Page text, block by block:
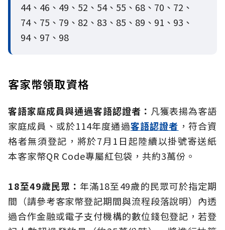
44、46、49、52、54、55、68、70、72、
74、75、79、82、83、85、89、91、93、
94、97、98
客家幣領取資格
客語家庭成員與通過客語認證者： 凡獲表揚為客語
家庭成員、或於114年度通過客語認證者 ，符合資
格者無須登記，將於7月1日起陸續以掛號寄送紙
本客家幣QR Code專屬紅包袋，共約3萬份。
18至49歲民眾：年滿18至49歲的民眾可於指定期
間（請參考客家幣登記期間與流程段落說明）內透
過合作金融或電子支付機構的數位錢包登記，若登